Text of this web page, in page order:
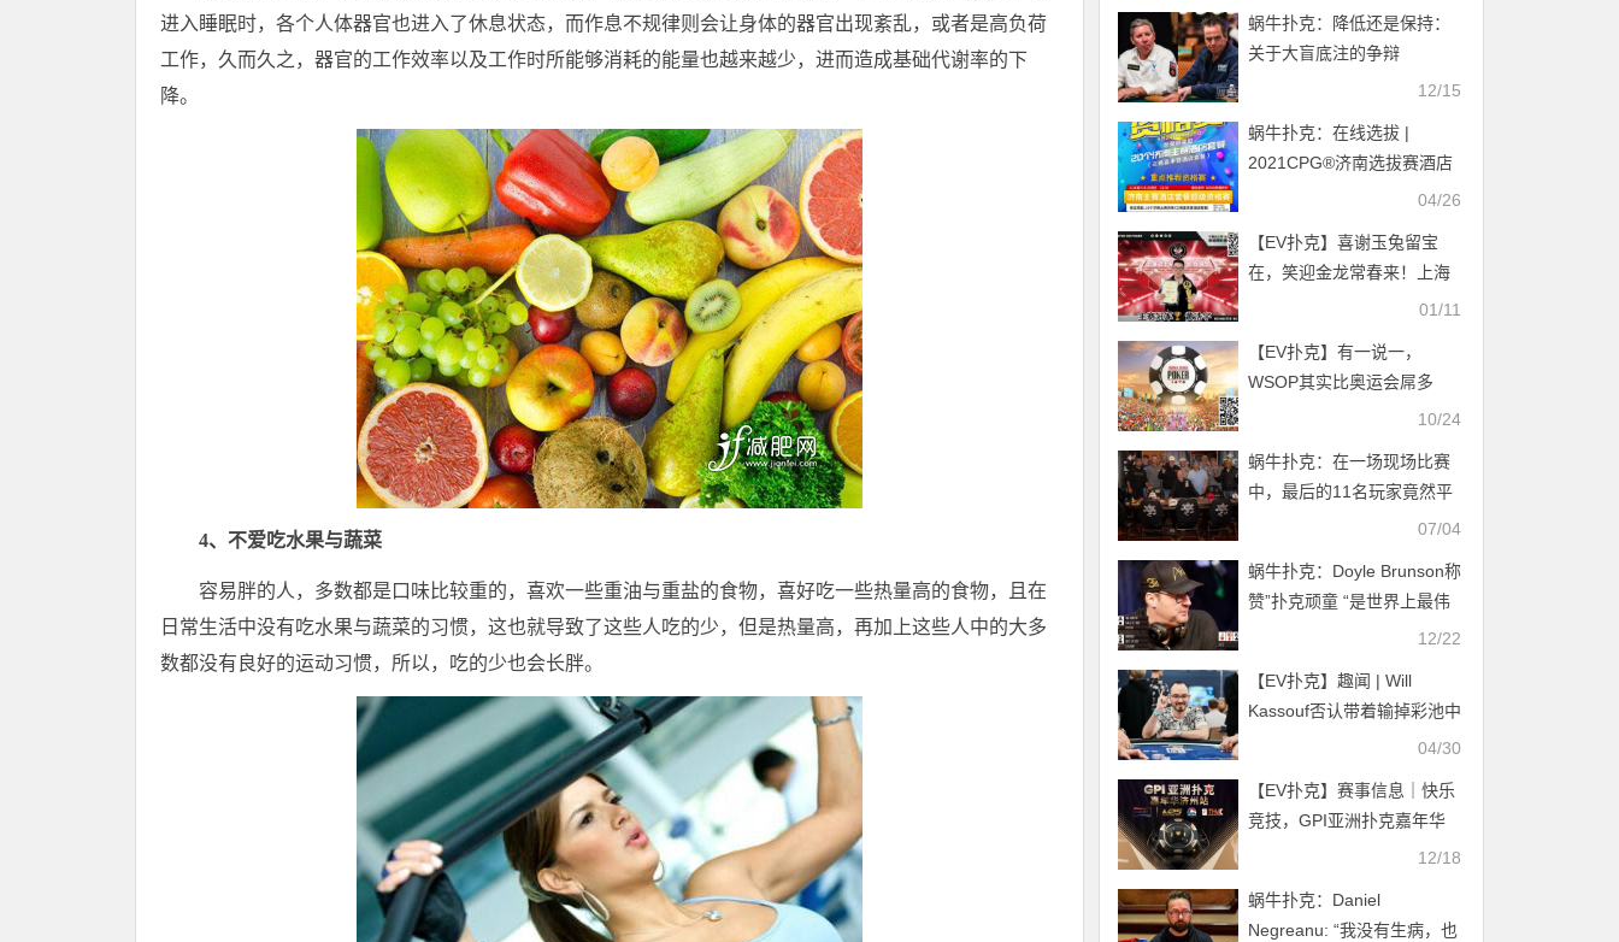
进入睡眠时，各个人体器官也进入了休息状态，而作息不规律则会让身体的器官出现紊乱，或者是高负荷
工作，久而久之，器官的工作效率以及工作时所能够消耗的能量也越来越少，进而造成基础代谢率的下
降。
4、不爱吃水果与蔬菜
容易胖的人，多数都是口味比较重的，喜欢一些重油与重盐的食物，喜好吃一些热量高的食物，且在
日常生活中没有吃水果与蔬菜的习惯，这也就导致了这些人吃的少，但是热量高，再加上这些人中的大多
数都没有良好的运动习惯，所以，吃的少也会长胖。
蜗牛扑克：降低还是保持：
关于大盲底注的争辩
12/15
蜗牛扑克：在线选拔 |
2021CPG®济南选拔赛酒店
套餐资格赛本周末开启共保
04/26
【EV扑克】喜谢玉兔留宝
在，笑迎金龙常春来！上海
杯SHPC®冬季赛，打响葵卯
01/11
【EV扑克】有一说一，
WSOP其实比奥运会屌多
10/24
蜗牛扑克：在一场现场比赛
中，最后的11名玩家竟然平
07/04
蜗牛扑克：Doyle Brunson称
赞”扑克顽童 “是世界上最伟
12/22
【EV扑克】趣闻 | Will
Kassouf否认带着输掉彩池中
04/30
【EV扑克】赛事信息｜快乐
竞技，GPI亚洲扑克嘉年华
点燃冬日激情（12月2612/18
蜗牛扑克：Daniel
Negreanu: “我没有生病，也